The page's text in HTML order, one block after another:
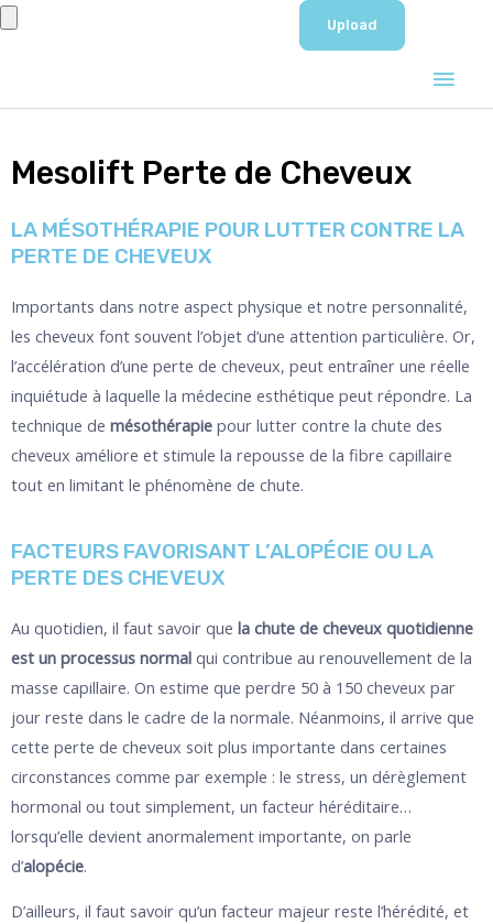
Aller
Mesolift Perte de Cheveux
LA MÉSOTHÉRAPIE POUR LUTTER CONTRE LA
PERTE DE CHEVEUX
Importants dans notre aspect physique et notre personnalité,
les cheveux font souvent l’objet d’une attention particulière. Or,
l’accélération d’une perte de cheveux, peut entraîner une réelle
inquiétude à laquelle la médecine esthétique peut répondre. La
technique de mésothérapie pour lutter contre la chute des
cheveux améliore et stimule la repousse de la fibre capillaire
tout en limitant le phénomène de chute.
FACTEURS FAVORISANT L’ALOPÉCIE OU LA
PERTE DES CHEVEUX
Au quotidien, il faut savoir que la chute de cheveux quotidienne
est un processus normal qui contribue au renouvellement de la
masse capillaire. On estime que perdre 50 à 150 cheveux par
jour reste dans le cadre de la normale. Néanmoins, il arrive que
cette perte de cheveux soit plus importante dans certaines
circonstances comme par exemple : le stress, un dérèglement
hormonal ou tout simplement, un facteur héréditaire…
lorsqu’elle devient anormalement importante, on parle
d’alopécie.
D’ailleurs, il faut savoir qu’un facteur majeur reste l’hérédité, et